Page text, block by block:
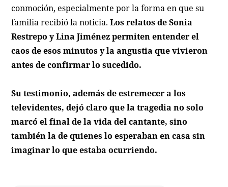
conmoción, especialmente por la forma en que su
familia recibió la noticia.Los relatos de Sonia
Restrepo y Lina Jiménez permiten entender el
caos de esos minutos y la angustia que vivieron
antes de confirmar lo sucedido.
Su testimonio, además de estremecer a los
televidentes, dejó claro que la tragedia no solo
marcó el final de la vida del cantante, sino
también la de quienes lo esperaban en casa sin
imaginar lo que estaba ocurriendo.